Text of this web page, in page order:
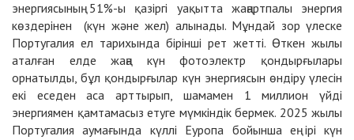
энергиясының 51%-ы қазіргі уақытта жаңартпалы энергия
көздерінен (күн және жел) алынады. Мұндай зор үлеске
Португалия ел тарихында бірінші рет жетті. Өткен жылы
аталған елде жаңа күн фотоэлектр қондырғылары
орнатылды, бұл қондырғылар күн энергиясын өндіру үлесін
екі еседен аса арттырып, шамамен 1 миллион үйді
энергиямен қамтамасыз етуге мүмкіндік бермек. 2025 жылы
Португалия аумағында күллі Еуропа бойынша ең ірі күн